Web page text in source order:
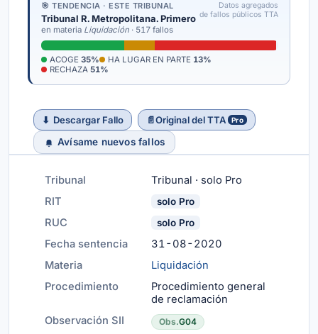
🎯 TENDENCIA · ESTE TRIBUNAL
Tribunal R. Metropolitana. Primero
en materia Liquidación · 517 fallos
Datos agregados
de fallos públicos TTA
ACOGE 35% HA LUGAR EN PARTE 13%
RECHAZA 51%
⬇ Descargar Fallo 📄Original del TTA Pro
Avísame nuevos fallos
Tribunal
Tribunal · solo Pro
RIT
solo Pro
RUC solo Pro
Fecha sentencia
31-08-2020
Materia
Liquidación
Procedimiento
Procedimiento general
de reclamación
Observación SII
Obs.G04